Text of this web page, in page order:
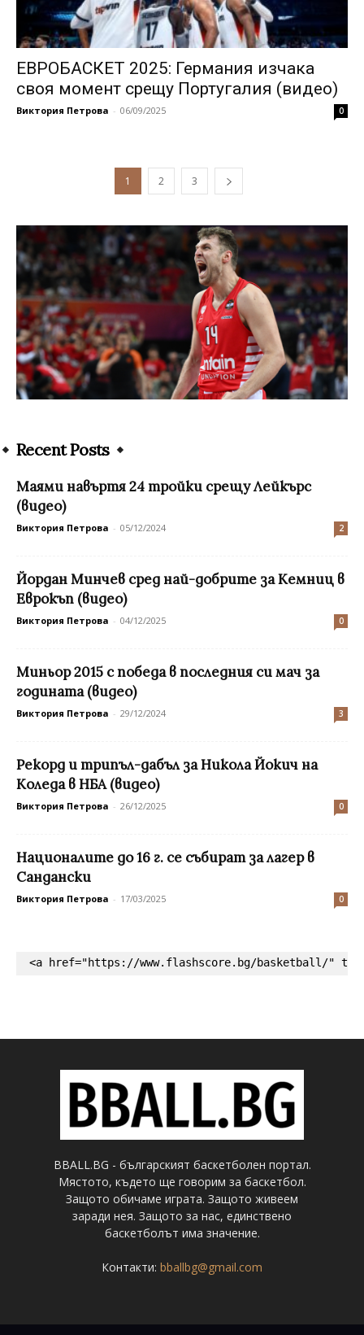
ЕВРОБАСКЕТ 2025: Германия изчака
своя момент срещу Португалия (видео)
Виктория Петрова - 06/09/2025 0
1 2 3
Recent Posts
Маями навъртя 24 тройки срещу Лейкърс
(видео)
Виктория Петрова - 05/12/2024 2
Йордан Минчев сред най-добрите за Кемниц в
Еврокъп (видео)
Виктория Петрова - 04/12/2025 0
Миньор 2015 с победа в последния си мач за
годината (видео)
Виктория Петрова - 29/12/2024 3
Рекорд и трипъл-дабъл за Никола Йокич на
Коледа в НБА (видео)
Виктория Петрова - 26/12/2025 0
Националите до 16 г. се събират за лагер в
Сандански
Виктория Петрова - 17/03/2025 0
<a href="https://www.flashscore.bg/basketball/"
BBALL.BG - българският баскетболен портал.
Мястото, където ще говорим за баскетбол.
Защото обичаме играта. Защото живеем
заради нея. Защото за нас, единствено
баскетболът има значение.
Контакти: bballbg@gmail.com